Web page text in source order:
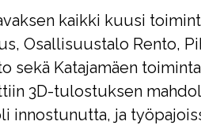
kaikki kuusi
Osallisuustalo Rento,
sekä Katajamäen
3D-tulostuksen
innostunutta, ja